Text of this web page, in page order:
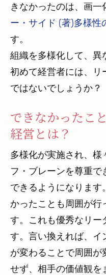
きなかったのは、画一
ー・サイド (著)多様性
す。
組織を多様化して、異
初めて経営者には、リ
ではないでしょうか？
できなかったこ
経営とは？
多様化が実施され、様
フ・ブレーンを尊重
できるようになります
かったことも周囲が行
す。これも優秀なリー
す。言い換えれば、イ
が変わることで周囲が
せず、相手の価値観を